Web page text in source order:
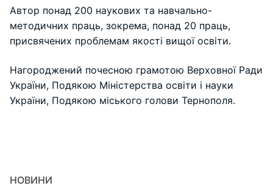
Автор понад 200 наукових та навчально-
методичних праць, зокрема, понад 20 праць,
присвячених проблемам якості вищої освіти.
Нагороджений почесною грамотою Верховної Ради
України, Подякою Міністерства освіти і науки
України, Подякою міського голови Тернополя.
НОВИНИ